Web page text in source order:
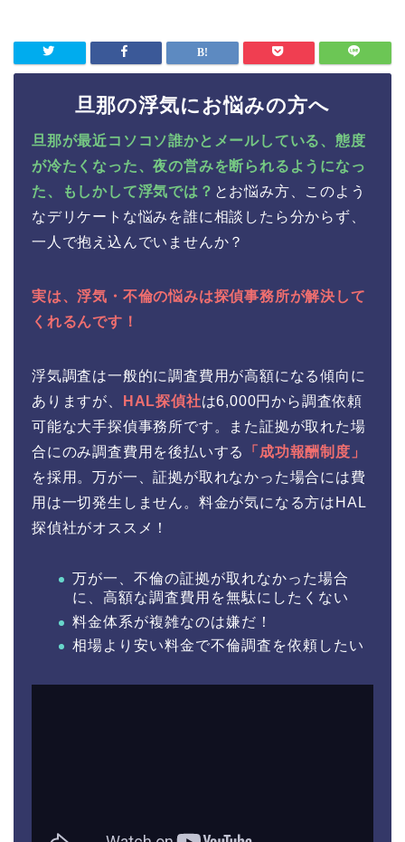
旦那の浮気にお悩みの方へ
旦那が最近コソコソ誰かとメールしている、態度
が冷たくなった、夜の営みを断られるようになっ
た、もしかして浮気では？ とお悩み方、このよう
なデリケートな悩みを誰に相談したら分からず、
一人で抱え込んでいませんか？
実は、浮気・不倫の悩みは探偵事務所が解決して
くれるんです！
浮気調査は一般的に調査費用が高額になる傾向に
ありますが、
HAL探偵社は6,000円から調査依頼
可能な大手探偵事務所です。また証拠が取れた場
合にのみ調査費用を後払いする
「成功報酬制度」
を採用。万が一、証拠が取れなかった場合には費
用は一切発生しません。料金が気になる方はHAL
探偵社がオススメ！
万が一、不倫の証拠が取れなかった場合
に、高額な調査費用を無駄にしたくない
料金体系が複雑なのは嫌だ！
相場より安い料金で不倫調査を依頼したい